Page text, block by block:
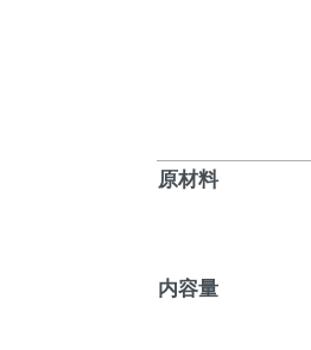
原材料
内容量